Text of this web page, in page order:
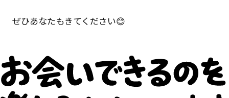
ぜひあなたもきてください😊